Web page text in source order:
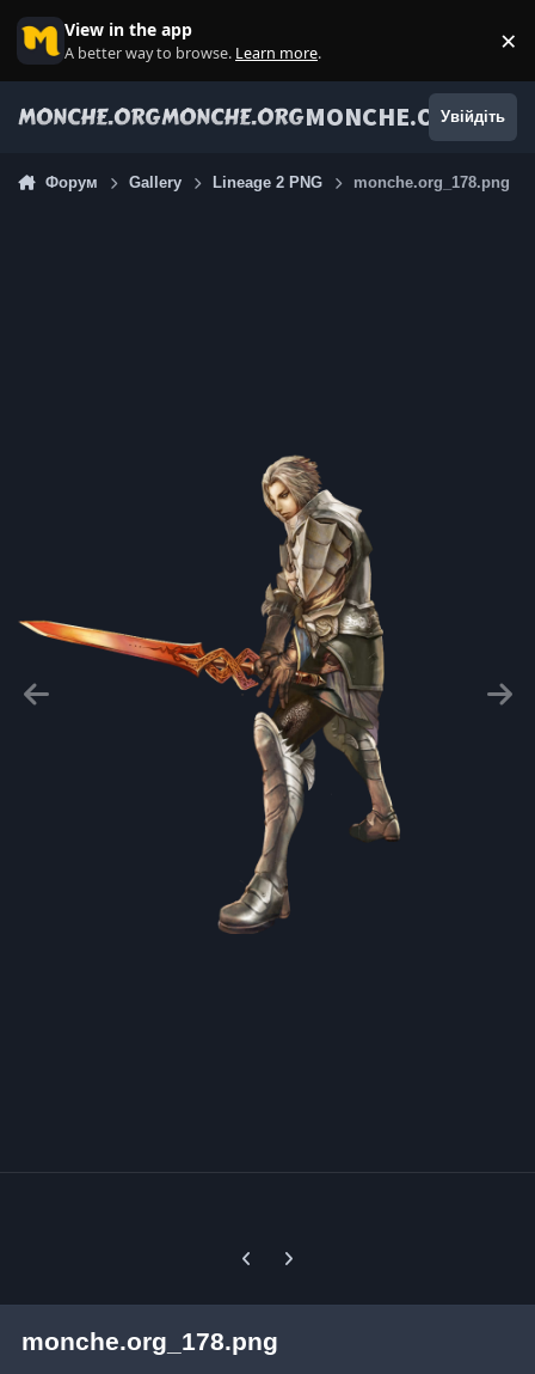
View in the app
A better way to browse. Learn more. ×
MONCHE.ORGУвійдіть
Форум Gallery Lineage 2 PNG monche.org_178.png
Previous carousel slide
Next carousel slide
monche.org_178.png